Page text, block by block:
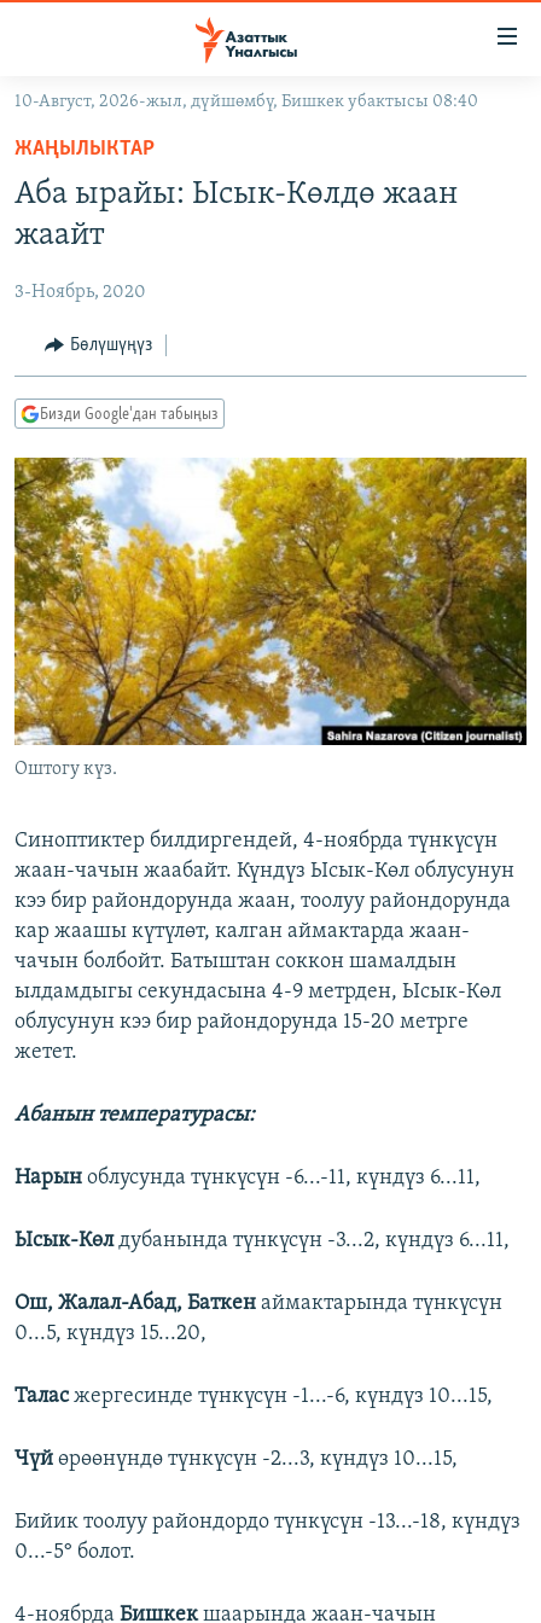
Навигацияга
өтүңүз
Издөөгө
салыңыз
КЫРГЫЗСТАН
КЫРГЫЗСТАН
ЭКОНОМИКА
МАДАНИЯТ
БОРБОР АЗИЯ
АТАЙЫН ИЛИКТӨӨ
ТВ ПРОГРАММАЛАР
ЭКСПЕРТТЕР ТАЛДАЙТ
БИЗ ЖАНА ДҮЙНӨ
ДАНИСТЕ
ЭЖЕ-СИҢДИЛЕР
АЗАТТЫК+
ЫҢГАЙСЫЗ СУРООЛОР
ӨЗГӨЧӨ ПИКИР
Русский
ОНЛАЙН ШЕРИНЕ
ЭЕ/АРнун бардык сайттары
10-Август, 2026-жыл, дүйшөмбү, Бишкек убактысы 08:40
ЖАҢЫЛЫКТАР
Аба ырайы: Ысык-Көлдө жаан
жаайт
3-Ноябрь, 2020
Бөлүшүңүз
Бизди Google'дан табыңыз
Оштогу күз.
Синоптиктер билдиргендей, 4-ноябрда түнкүсүн
жаан-чачын жаабайт. Күндүз Ысык-Көл облусунун
кээ бир райондорунда жаан, тоолуу райондорунда
кар жаашы күтүлөт, калган аймактарда жаан-
чачын болбойт. Батыштан соккон шамалдын
ылдамдыгы секундасына 4-9 метрден, Ысык-Көл
облусунун кээ бир райондорунда 15-20 метрге
жетет.
Абанын температурасы:
Нарын облусунда түнкүсүн -6...-11, күндүз 6...11,
Ысык-Көлдубанында түнкүсүн -3...2, күндүз 6...11,
Ош, Жалал-Абад, Баткен аймактарында түнкүсүн
0...5, күндүз 15...20,
Таласжергесинде түнкүсүн -1...-6, күндүз 10...15,
Чүй өрөөнүндө түнкүсүн -2...3, күндүз 10...15,
Бийик тоолуу райондордо түнкүсүн -13...-18, күндүз
0...-5° болот.
4-ноябрда Бишкекшаарында жаан-чачын